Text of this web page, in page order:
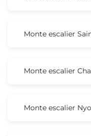
Monte escalier
Monte escalier
Monte escalier